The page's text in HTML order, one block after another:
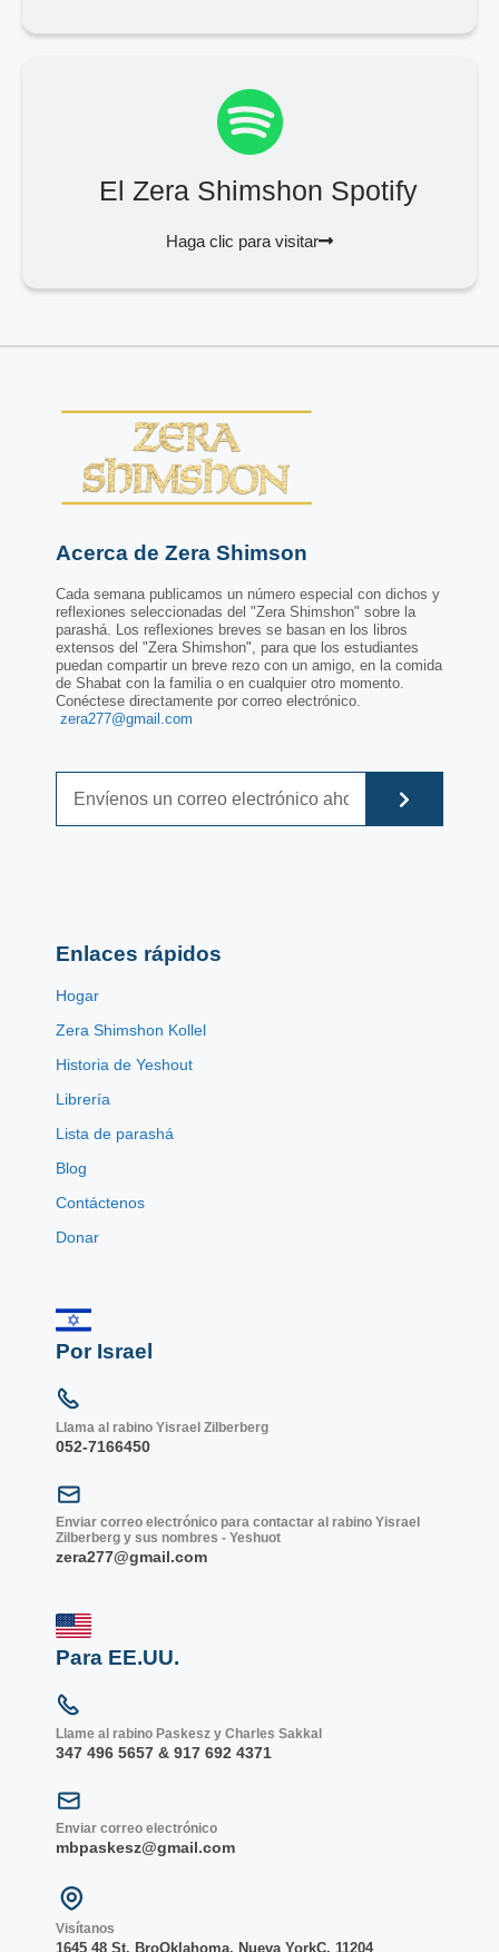
El Zera Shimshon Spotify
Haga clic para visitar
Acerca de Zera Shimson
Cada semana publicamos un número especial con dichos y
reflexiones seleccionadas del "Zera Shimshon" sobre la
parashá. Los reflexiones breves se basan en los libros
extensos del "Zera Shimshon", para que los estudiantes
puedan compartir un breve rezo con un amigo, en la comida
de Shabat con la familia o en cualquier otro momento.
Conéctese directamente por correo electrónico.
zera277@gmail.com
Enlaces rápidos
Hogar
Zera Shimshon Kollel
Historia de Yeshout
Librería
Lista de parashá
Blog
Contáctenos
Donar
Por Israel
Llama al rabino Yisrael Zilberberg
052-7166450
Enviar correo electrónico para contactar al rabino Yisrael
Zilberberg y sus nombres - Yeshuot
zera277@gmail.com
Para EE.UU.
Llame al rabino Paskesz y Charles Sakkal
347 496 5657 & 917 692 4371
Enviar correo electrónico
mbpaskesz@gmail.com
Visítanos
1645 48 St. BroOklahoma, Nueva YorkC, 11204